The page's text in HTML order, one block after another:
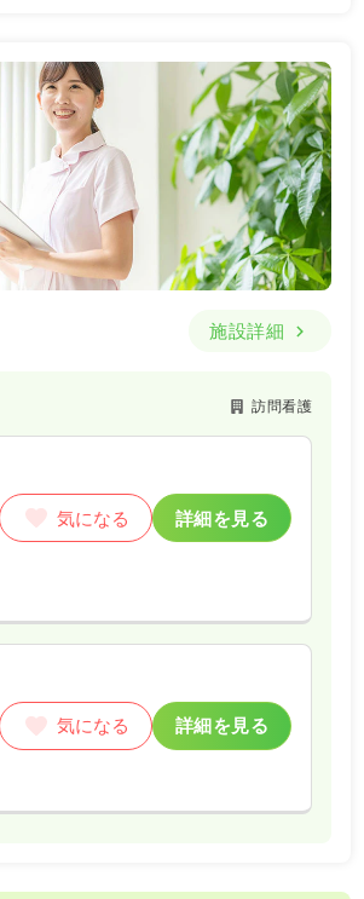
施設詳細
訪問看護
気になる 詳細を見る
気になる 詳細を見る